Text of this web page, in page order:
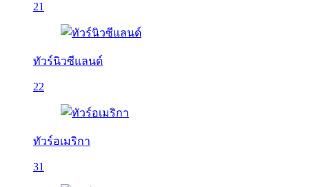
21
ทัวร์นิวซีแลนด์
22
ทัวร์อเมริกา
31